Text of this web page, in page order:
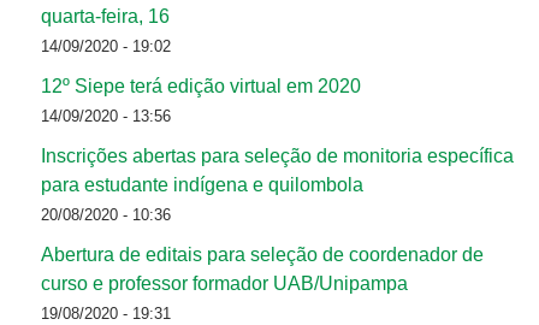
quarta-feira, 16
14/09/2020 - 19:02
12º Siepe terá edição virtual em 2020
14/09/2020 - 13:56
Inscrições abertas para seleção de monitoria específica
para estudante indígena e quilombola
20/08/2020 - 10:36
Abertura de editais para seleção de coordenador de
curso e professor formador UAB/Unipampa
19/08/2020 - 19:31